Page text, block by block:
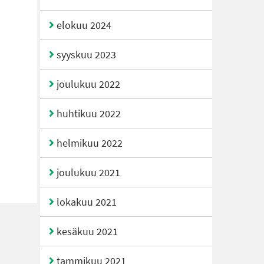
elokuu 2024
syyskuu 2023
joulukuu 2022
huhtikuu 2022
helmikuu 2022
joulukuu 2021
lokakuu 2021
kesäkuu 2021
tammikuu 2021